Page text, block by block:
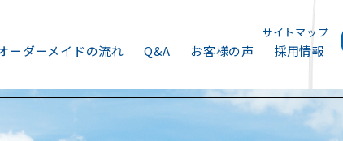
ーダーメイドの流れ Q&A お客様の声 採用情報
サイトマップ